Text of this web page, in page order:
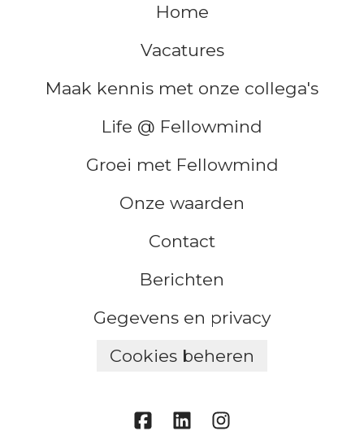
Home
Vacatures
Maak kennis met onze collega's
Life @ Fellowmind
Groei met Fellowmind
Onze waarden
Contact
Berichten
Gegevens en privacy
Cookies beheren